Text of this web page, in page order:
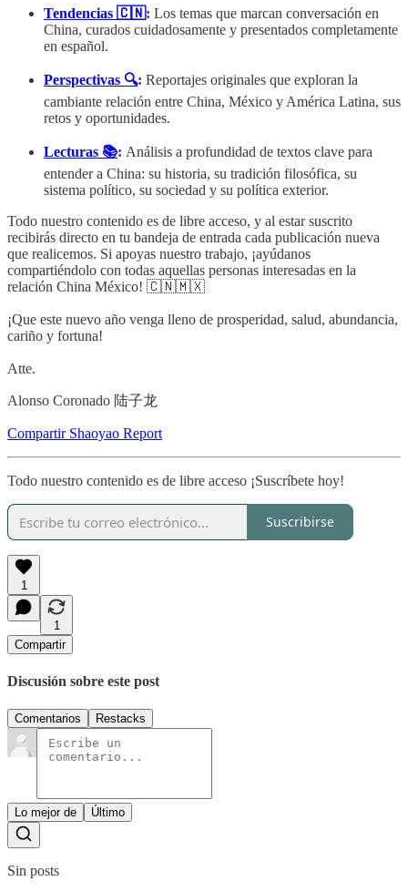
Tendencias 🇨🇳: Los temas que marcan conversación en
China, curados cuidadosamente y presentados completamente
en español.
Perspectivas 🔍: Reportajes originales que exploran la
cambiante relación entre China, México y América Latina, sus
retos y oportunidades.
Lecturas 📚: Análisis a profundidad de textos clave para
entender a China: su historia, su tradición filosófica, su
sistema político, su sociedad y su política exterior.
Todo nuestro contenido es de libre acceso, y al estar suscrito
recibirás directo en tu bandeja de entrada cada publicación nueva
que realicemos. Si apoyas nuestro trabajo, ¡ayúdanos
compartiéndolo con todas aquellas personas interesadas en la
relación China México! 🇨🇳🇲🇽
¡Que este nuevo año venga lleno de prosperidad, salud, abundancia,
cariño y fortuna!
Atte.
Alonso Coronado 陆子龙
Compartir Shaoyao Report
Todo nuestro contenido es de libre acceso ¡Suscríbete hoy!
Suscribirse
1
1
Compartir
Discusión sobre este post
Comentarios Restacks
Lo mejor de Último
Sin posts